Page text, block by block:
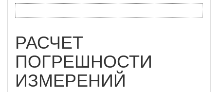
РАСЧЕТ
ПОГРЕШНОСТИ
ИЗМЕРЕНИЙ